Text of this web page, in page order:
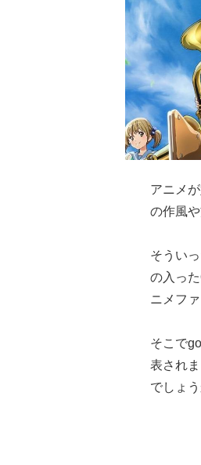
アニメ
の作風
そうい
の入っ
ニメフ
そこで
表され
でしょう